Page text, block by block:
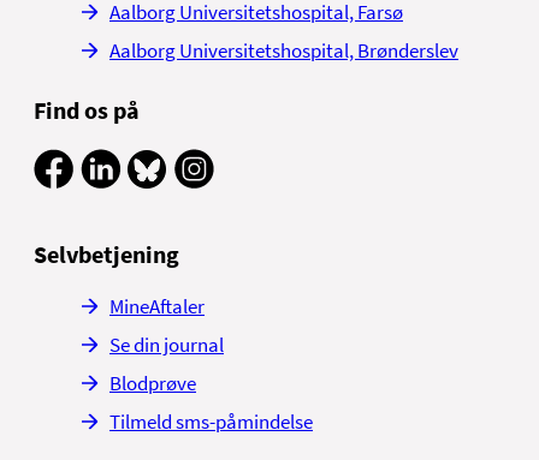
Aalborg Universitetshospital, Farsø
Aalborg Universitetshospital, Brønderslev
Find os på
Selvbetjening
MineAftaler
Se din journal
Blodprøve
Tilmeld sms-påmindelse